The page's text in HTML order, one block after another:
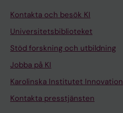
Kontakta och besök KI
Universitetsbiblioteket
Stöd forskning och utbildning
Jobba på KI
Karolinska Institutet Innovation
Kontakta presstjänsten